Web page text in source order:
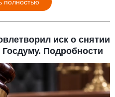
полностью
иск о снятии
Подробности